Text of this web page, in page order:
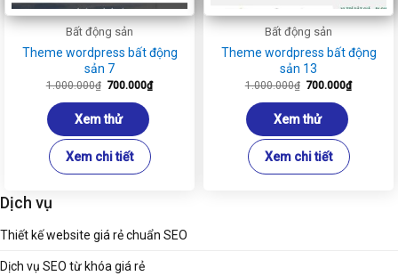
Bất động sản
Theme wordpress bất động
sản 7
1.000.000₫ Giá
là:
1.000.000₫.
700.000₫Giá
hiện
Xem thử
Xem chi tiết
Bất động sản
Theme wordpress bất động
sản 13
1.000.000₫ Giá
là:
1.000.000₫.
700.000₫Giá
hiện
Xem thử
Xem chi tiết
Dịch vụ
Thiết kế website giá rẻ chuẩn SEO
Dịch vụ SEO từ khóa giá rẻ